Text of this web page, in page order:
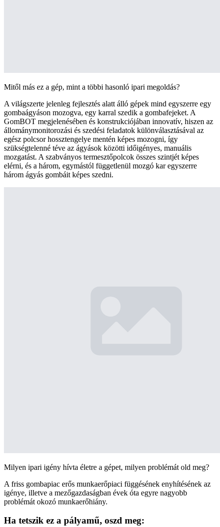
Mitől más ez a gép, mint a többi hasonló ipari megoldás?
A világszerte jelenleg fejlesztés alatt álló gépek mind egyszerre egy
gombaágyáson mozogva, egy karral szedik a gombafejeket. A
GomBOT megjelenésében és konstrukciójában innovatív, hiszen az
állománymonitorozási és szedési feladatok különválasztásával az
egész polcsor hossztengelye mentén képes mozogni, így
szükségtelenné téve az ágyások közötti időigényes, manuális
mozgatást. A szabványos termesztőpolcok összes szintjét képes
elérni, és a három, egymástól függetlenül mozgó kar egyszerre
három ágyás gombáit képes szedni.
Milyen ipari igény hívta életre a gépet, milyen problémát old meg?
A friss gombapiac erős munkaerőpiaci függésének enyhítésének az
igénye, illetve a mezőgazdaságban évek óta egyre nagyobb
problémát okozó munkaerőhiány.
Ha tetszik ez a pályamű, oszd meg: